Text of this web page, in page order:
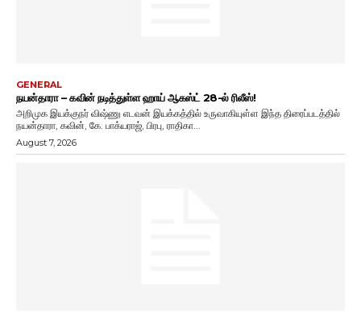
GENERAL
நயன்தாரா – கவின் நடித்துள்ள ஹாய் ஆகஸ்ட் 28-ல் ரிலீஸ்!
அறிமுக இயக்குநர் விஷ்ணு எடவன் இயக்கத்தில் உருவாகியுள்ள இந்த திரைப்படத்தில்
நயன்தாரா, கவின், கே. பாக்யராஜ், பிரபு, ராதிகா...
August 7, 2026